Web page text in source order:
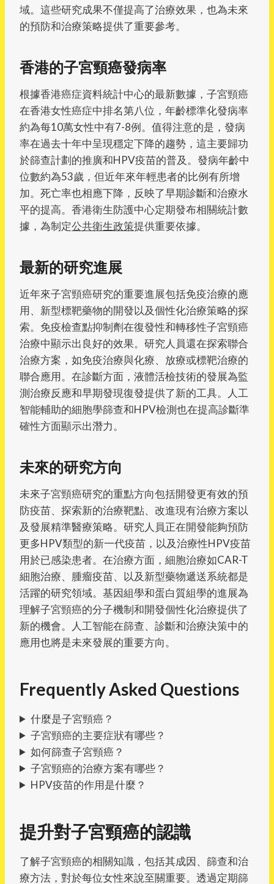
域。這些研究成果不僅提高了治療效果，也為未來
的預防和治療策略提供了重要參考。
香港的子宮頸癌發病率
根據香港癌症資料統計中心的最新數據，子宮頸癌
在香港女性癌症中排名第八位，年齡標準化發病率
約為每10萬女性中有7-8例。值得注意的是，發病
率在過去十年中呈現穩定下降的趨勢，這主要歸功
於篩查計劃的推廣和HPV疫苗的普及。發病年齡中
位數約為53歲，但近年來年輕患者的比例有所增
加。死亡率也相應下降，反映了早期診斷和治療水
平的提高。香港衛生防護中心定期發布相關統計數
據，為制定公共衛生政策提供重要依據。
最新的研究進展
近年來子宮頸癌研究的重要進展包括免疫治療的應
用、新型標靶藥物的開發以及個性化治療策略的探
索。免疫檢查點抑制劑在復發性和轉移性子宮頸癌
治療中顯示出良好的效果。研究人員還在探索聯合
治療方案，如免疫治療與化療、放療或標靶治療的
聯合應用。在診斷方面，液體活檢技術的發展為監
測治療反應和早期發現復發提供了新的工具。人工
智能輔助的細胞學篩查和HPV檢測也在提高診斷準
確性方面顯示出潛力。
未來的研究方向
未來子宮頸癌研究的重點方向包括開發更有效的預
防疫苗、探索新的治療靶點、改進現有治療方案以
及發展精準醫療策略。研究人員正在開發能夠預防
更多HPV類型的新一代疫苗，以及治療性HPV疫苗
用於已感染患者。在治療方面，細胞治療如CAR-T
細胞治療、腫瘤疫苗、以及新型藥物遞送系統都是
活躍的研究領域。基因組學和蛋白質組學的進展為
理解子宮頸癌的分子機制和開發個性化治療提供了
新的機會。人工智能在篩查、診斷和治療決策中的
應用也將是未來發展的重要方向。
Frequently Asked Questions
什麼是子宮頸癌？
子宮頸癌的主要症狀有哪些？
如何篩查子宮頸癌？
子宮頸癌的治療方案有哪些？
HPV疫苗的作用是什麼？
提升對子宮頸癌的認識
了解子宮頸癌的相關知識，包括其成因、篩查和治
療方法，對於每位女性來說至關重要。透過定期篩